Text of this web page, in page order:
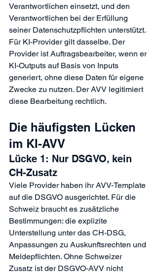
Verantwortlichen einsetzt, und den
Verantwortlichen bei der Erfüllung
seiner Datenschutzpflichten unterstützt.
Für KI-Provider gilt dasselbe. Der
Provider ist Auftragsbearbeiter, wenn er
KI-Outputs auf Basis von Inputs
generiert, ohne diese Daten für eigene
Zwecke zu nutzen. Der AVV legitimiert
diese Bearbeitung rechtlich.
Die häufigsten Lücken
im KI-AVV
Lücke 1: Nur DSGVO, kein
CH-Zusatz
Viele Provider haben ihr AVV-Template
auf die DSGVO ausgerichtet. Für die
Schweiz braucht es zusätzliche
Bestimmungen: die explizite
Unterstellung unter das CH-DSG,
Anpassungen zu Auskunftsrechten und
Meldepflichten. Ohne Schweizer
Zusatz ist der DSGVO-AVV nicht